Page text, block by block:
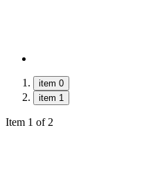
item 0
item 1
Item 1 of 2